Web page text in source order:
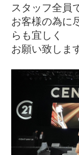
スタッフ全員
お客様の為に
らも宜しく
お願い致しま